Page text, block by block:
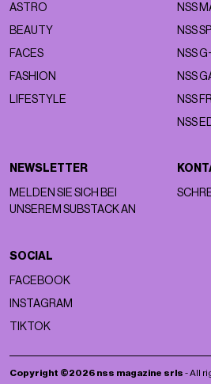
ASTRO
BEAUTY
FACES
FASHION
LIFESTYLE
NSS
NSS
NSS
NSS
NSS
NSS
NEWSLETTER
MELDEN SIE SICH BEI
UNSEREM SUBSTACK AN
SOCIAL
FACEBOOK
INSTAGRAM
TIKTOK
Copyright ©2026 nss magazine srls - All